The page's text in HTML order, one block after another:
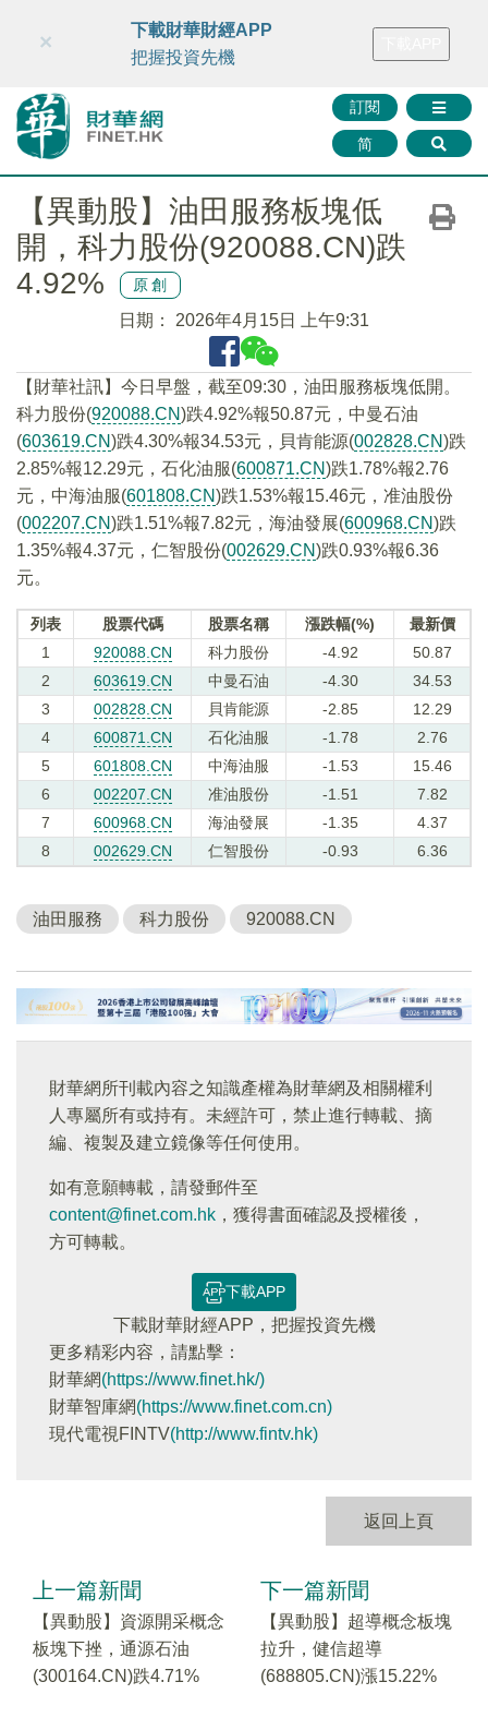
財華智庫網 FINTV FINMETA 財華證券 媒體矩陣
訂閱
简
×
下載財華財經APP
把握投資先機
【異動股】油田服務板塊低
開，科力股份(920088.CN)跌
4.92%
原創
日期： 2026年4月15日 上午9:31
【財華社訊】今日早盤，截至09:30，油田服務板塊低開。
科力股份(920088.CN)跌4.92%報50.87元，中曼石油
(603619.CN)跌4.30%報34.53元，貝肯能源(002828.CN)跌
2.85%報12.29元，石化油服(600871.CN)跌1.78%報2.76
元，中海油服(601808.CN)跌1.53%報15.46元，准油股份
(002207.CN)跌1.51%報7.82元，海油發展(600968.CN)跌
1.35%報4.37元，仁智股份(002629.CN)跌0.93%報6.36
元。
列表 股票代碼 股票名稱 漲跌幅(%)
最新價
1
920088.CN 科力股份 -4.92
50.87
2
603619.CN 中曼石油 -4.30
34.53
3
002828.CN 貝肯能源 -2.85
12.29
4
600871.CN 石化油服 -1.78
2.76
5
601808.CN 中海油服 -1.53
15.46
6
002207.CN 准油股份 -1.51
7.82
7
600968.CN 海油發展 -1.35
4.37
8
002629.CN 仁智股份 -0.93 6.36
油田服務 科力股份 920088.CN
財華網所刊載內容之知識產權為財華網及相關權利
人專屬所有或持有。未經許可，禁止進行轉載、摘
編、複製及建立鏡像等任何使用。
如有意願轉載，請發郵件至
content@finet.com.hk ，獲得書面確認及授權後，
方可轉載。
下載APP
下載財華財經APP，把握投資先機
更多精彩内容，請點擊：
財華網(https://www.finet.hk/)
財華智庫網(https://www.finet.com.cn)
現代電視FINTV(http://www.fintv.hk)
返回上頁
上一篇新聞
【異動股】資源開采概念
板塊下挫，通源石油
(300164.CN)跌4.71%
下一篇新聞
【異動股】超導概念板塊
拉升，健信超導
(688805.CN)漲15.22%